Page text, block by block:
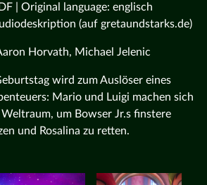
| Original language: englisch
(auf gretaundstarks.de)
Horvath, Michael Jelenic
wird zum Auslöser eines
Mario und Luigi machen sich
um Bowser Jr.s finstere
und Rosalina zu retten.